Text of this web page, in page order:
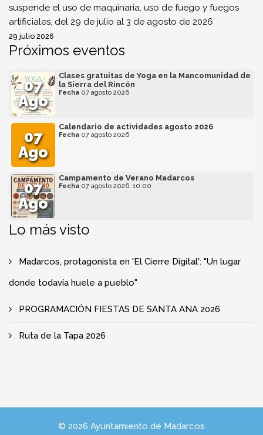
suspende el uso de maquinaria, uso de fuego y fuegos
artificiales, del 29 de julio al 3 de agosto de 2026
29 julio 2026
Próximos eventos
07
Ago
Clases gratuitas de Yoga en la Mancomunidad de
la Sierra del Rincón
Fecha 07 agosto 2026
07
Ago
Calendario de actividades agosto 2026
Fecha 07 agosto 2026
07
Ago
Campamento de Verano Madarcos
Fecha 07 agosto 2026, 10:00
Lo más visto
Madarcos, protagonista en 'El Cierre Digital': "Un lugar
donde todavía huele a pueblo"
PROGRAMACIÓN FIESTAS DE SANTA ANA 2026
Ruta de la Tapa 2026
© 2026 Ayuntamiento de Madarcos